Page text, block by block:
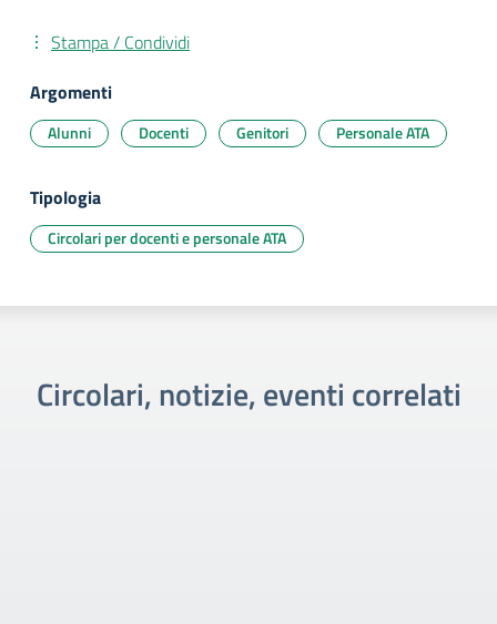
Stampa / Condividi
Argomenti
Alunni Docenti Genitori Personale ATA
Tipologia
Circolari per docenti e personale ATA
Circolari, notizie, eventi correlati